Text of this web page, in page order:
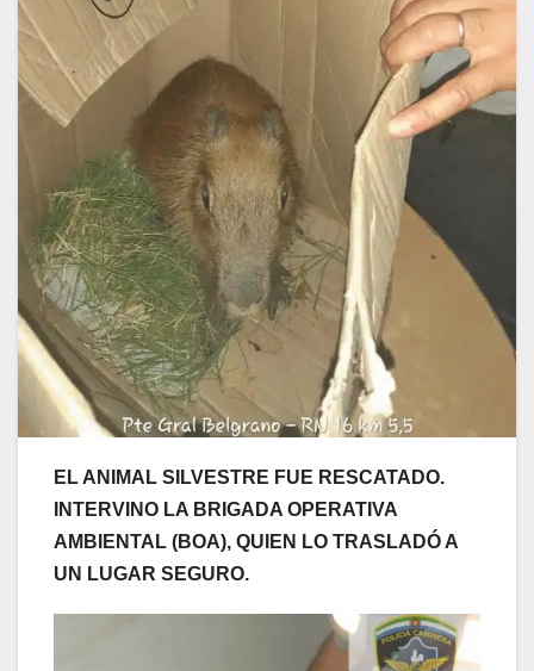
EL ANIMAL SILVESTRE FUE RESCATADO.
INTERVINO LA BRIGADA OPERATIVA
AMBIENTAL (BOA), QUIEN LO TRASLADÓ A
UN LUGAR SEGURO.